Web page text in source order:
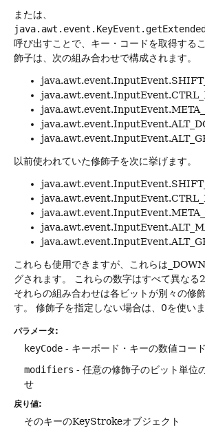
または、
呼び出すことで、キー・コードを取得する
飾子は、次の組み合わせで構成されます。
以前使われていた修飾子を次に挙げます。
これらも使用できますが、これらは
グされます。
これらの数字はすべて異なる
それらの組み合わせは各ビットが別々の修
す。
修飾子を指定しない場合は、0を使いま
パラメータ:
keyCode - キーボード・キーの数値コー
modifiers - 任意の修飾子のビット単位
せ
戻り値:
そのキーのKeyStrokeオブジェクト